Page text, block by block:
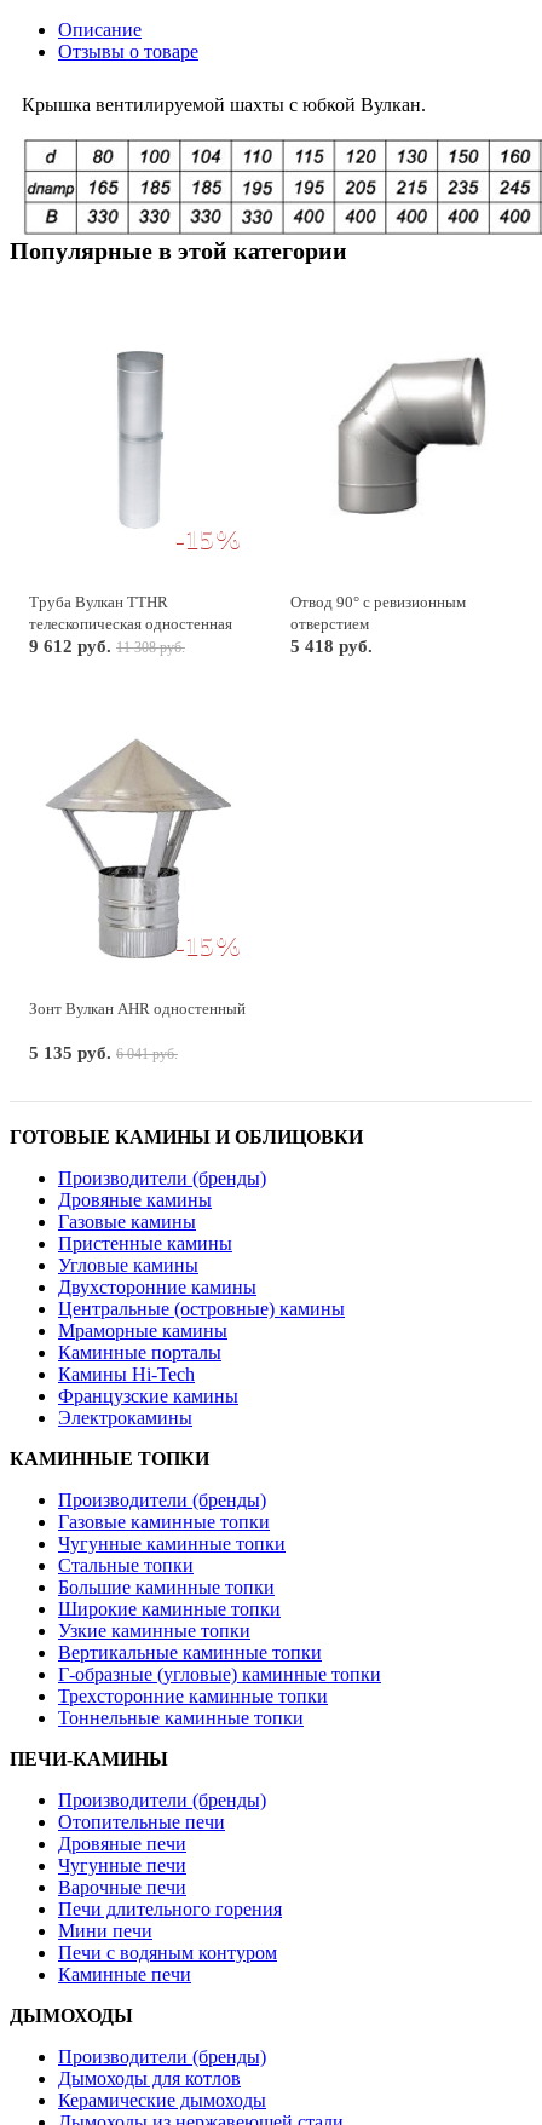
Описание
Отзывы о товаре
Крышка вентилируемой шахты с юбкой Вулкан.
Популярные в этой категории
-15%
Труба Вулкан TTHR
телескопическая одностенная
9 612 руб. 11 308 руб.
Отвод 90° с ревизионным
отверстием
5 418 руб.
-15%
Зонт Вулкан AHR одностенный
5 135 руб. 6 041 руб.
ГОТОВЫЕ КАМИНЫ И ОБЛИЦОВКИ
Производители (бренды)
Дровяные камины
Газовые камины
Пристенные камины
Угловые камины
Двухсторонние камины
Центральные (островные) камины
Мраморные камины
Каминные порталы
Камины Hi-Tech
Французские камины
Электрокамины
КАМИННЫЕ ТОПКИ
Производители (бренды)
Газовые каминные топки
Чугунные каминные топки
Стальные топки
Большие каминные топки
Широкие каминные топки
Узкие каминные топки
Вертикальные каминные топки
Г-образные (угловые) каминные топки
Трехсторонние каминные топки
Тоннельные каминные топки
ПЕЧИ-КАМИНЫ
Производители (бренды)
Отопительные печи
Дровяные печи
Чугунные печи
Варочные печи
Печи длительного горения
Мини печи
Печи с водяным контуром
Каминные печи
ДЫМОХОДЫ
Производители (бренды)
Дымоходы для котлов
Керамические дымоходы